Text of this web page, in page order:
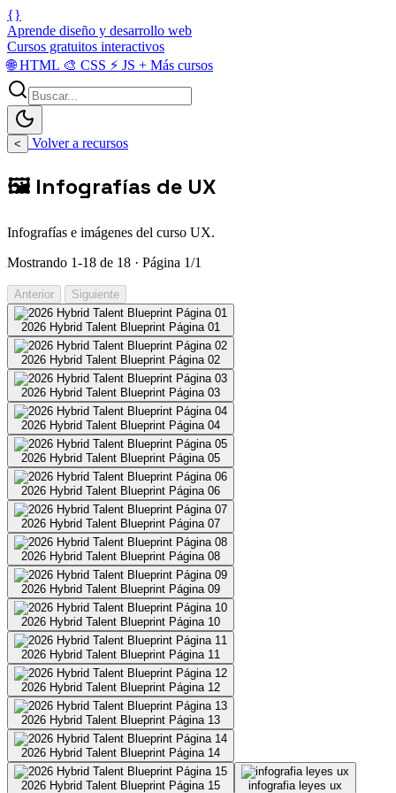
{}
Aprende diseño y desarrollo web
Cursos gratuitos interactivos
🌐HTML 🎨 CSS ⚡ JS + Más cursos
< Volver a recursos
🖼️ Infografías de UX
Infografías e imágenes del curso UX.
Mostrando 1-18 de 18 · Página 1/1
Anterior Siguiente
2026 Hybrid Talent Blueprint Página 01
2026 Hybrid Talent Blueprint Página 02
2026 Hybrid Talent Blueprint Página 03
2026 Hybrid Talent Blueprint Página 04
2026 Hybrid Talent Blueprint Página 05
2026 Hybrid Talent Blueprint Página 06
2026 Hybrid Talent Blueprint Página 07
2026 Hybrid Talent Blueprint Página 08
2026 Hybrid Talent Blueprint Página 09
2026 Hybrid Talent Blueprint Página 10
2026 Hybrid Talent Blueprint Página 11
2026 Hybrid Talent Blueprint Página 12
2026 Hybrid Talent Blueprint Página 13
2026 Hybrid Talent Blueprint Página 14
2026 Hybrid Talent Blueprint Página 15 infografia leyes ux